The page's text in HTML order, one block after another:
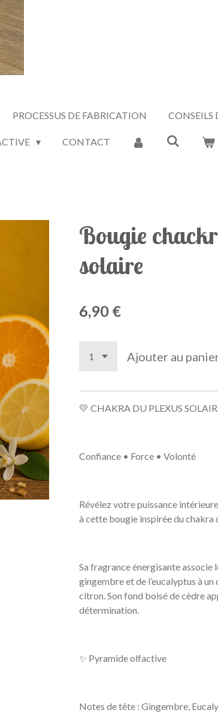
PROCESSUS DE FABRICATION
CONTACT
Bougie
solaire
6,90 €
Ajouter au
💛 CHAKRA DU PLEXUS
Confiance • Force • Volonté
Révélez votre puissance
à cette bougie inspirée du chakra
Sa fragrance énergisante associe
gingembre et de l’eucalyptus à
citron. Son fond boisé de cèdre
détermination.
✨ Pyramide olfactive
Notes de tête : Gingembre,